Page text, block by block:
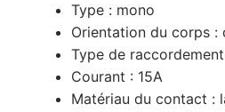
Type : mono
Orientation du corps :
Type de
Courant : 15A
Matériau du contact :